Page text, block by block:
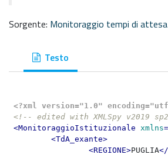
Sorgente: Monitoraggio tempi di attesa
Testo